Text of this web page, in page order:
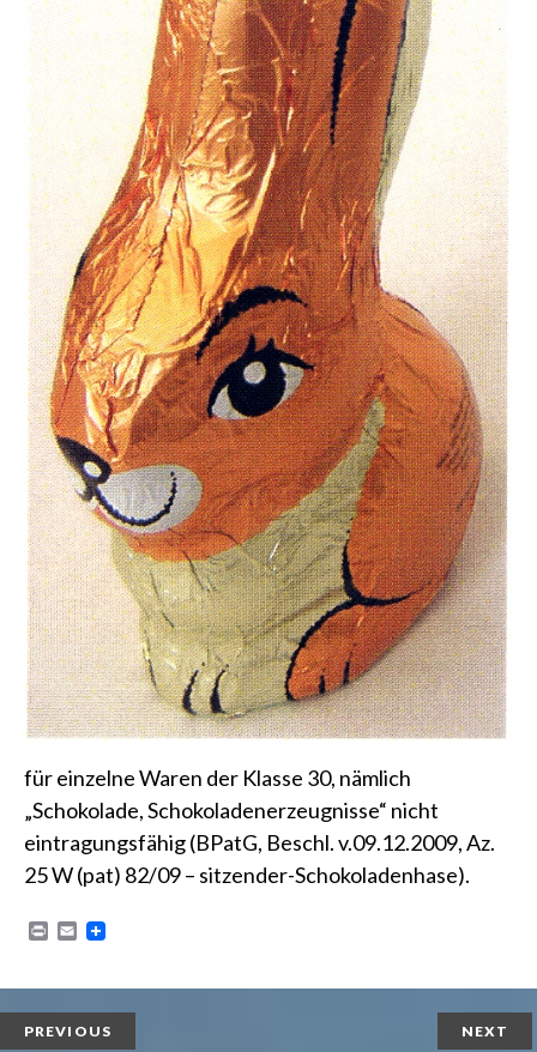
für einzelne Waren der Klasse 30, nämlich
„Schokolade, Schokoladenerzeugnisse“ nicht
eintragungsfähig (BPatG, Beschl. v.09.12.2009, Az.
25 W (pat) 82/09 – sitzender-Schokoladenhase).
P
n
E
i
PREVIOUS NEXT